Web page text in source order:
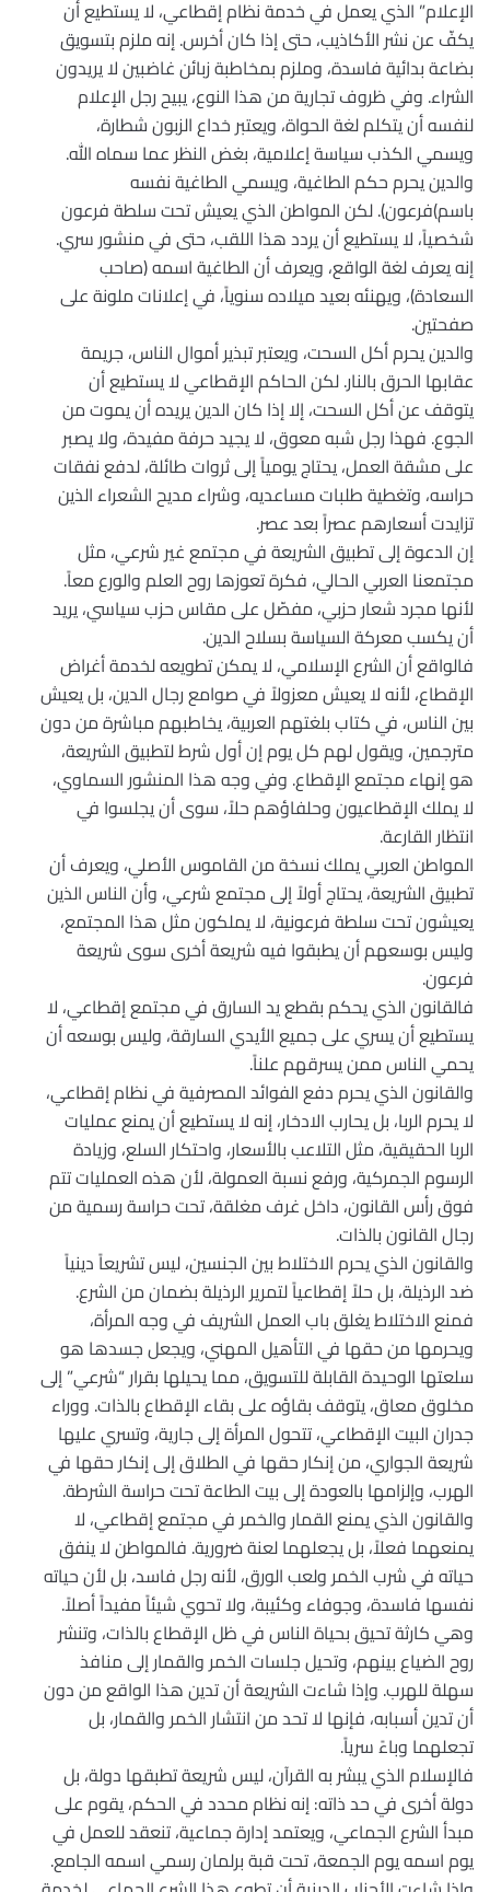
الإعلام” الذي يعمل في خدمة نظام إقطاعي، لا يستطيع أن
يكفّ عن نشر الأكاذيب، حتى إذا كان أخرس. إنه ملزم بتسويق
بضاعة بدائية فاسدة، وملزم بمخاطبة زبائن غاضبين لا يريدون
الشراء. وفي ظروف تجارية من هذا النوع، يبيح رجل الإعلام
لنفسه أن يتكلم لغة الحواة، ويعتبر خداع الزبون شطارة،
ويسمي الكذب سياسة إعلامية، بغض النظر عما سماه الله.
والدين يحرم حكم الطاغية، ويسمي الطاغية نفسه
باسم)فرعون). لكن المواطن الذي يعيش تحت سلطة فرعون
شخصياً، لا يستطيع أن يردد هذا اللقب، حتى في منشور سري.
إنه يعرف لغة الواقع، ويعرف أن الطاغية اسمه (صاحب
السعادة)، ويهنئه بعيد ميلاده سنوياً، في إعلانات ملونة على
صفحتين.
والدين يحرم أكل السحت، ويعتبر تبذير أموال الناس، جريمة
عقابها الحرق بالنار. لكن الحاكم الإقطاعي لا يستطيع أن
يتوقف عن أكل السحت، إلا إذا كان الدين يريده أن يموت من
الجوع. فهذا رجل شبه معوق، لا يجيد حرفة مفيدة، ولا يصبر
على مشقة العمل، يحتاج يومياً إلى ثروات طائلة، لدفع نفقات
حراسه، وتغطية طلبات مساعديه، وشراء مديح الشعراء الذين
تزايدت أسعارهم عصراً بعد عصر.
إن الدعوة إلى تطبيق الشريعة في مجتمع غير شرعي، مثل
مجتمعنا العربي الحالي، فكرة تعوزها روح العلم والورع معاً.
لأنها مجرد شعار حزبي، مفصّل على مقاس حزب سياسي، يريد
أن يكسب معركة السياسة بسلاح الدين.
فالواقع أن الشرع الإسلامي، لا يمكن تطويعه لخدمة أغراض
الإقطاع، لأنه لا يعيش معزولاً في صوامع رجال الدين، بل يعيش
بين الناس، في كتاب بلغتهم العربية، يخاطبهم مباشرة من دون
مترجمين، ويقول لهم كل يوم إن أول شرط لتطبيق الشريعة،
هو إنهاء مجتمع الإقطاع. وفي وجه هذا المنشور السماوي،
لا يملك الإقطاعيون وحلفاؤهم حلاً، سوى أن يجلسوا في
انتظار القارعة.
المواطن العربي يملك نسخة من القاموس الأصلي، ويعرف أن
تطبيق الشريعة، يحتاج أولاً إلى مجتمع شرعي، وأن الناس الذين
يعيشون تحت سلطة فرعونية، لا يملكون مثل هذا المجتمع،
وليس بوسعهم أن يطبقوا فيه شريعة أخرى سوى شريعة
فرعون.
فالقانون الذي يحكم بقطع يد السارق في مجتمع إقطاعي، لا
يستطيع أن يسري على جميع الأيدي السارقة، وليس بوسعه أن
يحمي الناس ممن يسرقهم علناً.
والقانون الذي يحرم دفع الفوائد المصرفية في نظام إقطاعي،
لا يحرم الربا، بل يحارب الادخار، إنه لا يستطيع أن يمنع عمليات
الربا الحقيقية، مثل التلاعب بالأسعار، واحتكار السلع، وزيادة
الرسوم الجمركية، ورفع نسبة العمولة، لأن هذه العمليات تتم
فوق رأس القانون، داخل غرف مغلقة، تحت حراسة رسمية من
رجال القانون بالذات.
والقانون الذي يحرم الاختلاط بين الجنسين، ليس تشريعاً دينياً
ضد الرذيلة، بل حلاً إقطاعياً لتمرير الرذيلة بضمان من الشرع.
فمنع الاختلاط يغلق باب العمل الشريف في وجه المرأة،
ويحرمها من حقها في التأهيل المهني، ويجعل جسدها هو
سلعتها الوحيدة القابلة للتسويق، مما يحيلها بقرار “شرعي” إلى
مخلوق معاق، يتوقف بقاؤه على بقاء الإقطاع بالذات. ووراء
جدران البيت الإقطاعي، تتحول المرأة إلى جارية، وتسري عليها
شريعة الجواري، من إنكار حقها في الطلاق إلى إنكار حقها في
الهرب، وإلزامها بالعودة إلى بيت الطاعة تحت حراسة الشرطة.
والقانون الذي يمنع القمار والخمر في مجتمع إقطاعي، لا
يمنعهما فعلاً، بل يجعلهما لعنة ضرورية. فالمواطن لا ينفق
حياته في شرب الخمر ولعب الورق، لأنه رجل فاسد، بل لأن حياته
نفسها فاسدة، وجوفاء وكئيبة، ولا تحوي شيئاً مفيداً أصلاً.
وهي كارثة تحيق بحياة الناس في ظل الإقطاع بالذات، وتنشر
روح الضياع بينهم، وتحيل جلسات الخمر والقمار إلى منافذ
سهلة للهرب. وإذا شاءت الشريعة أن تدين هذا الواقع من دون
أن تدين أسبابه، فإنها لا تحد من انتشار الخمر والقمار، بل
تجعلهما وباءً سرياً.
فالإسلام الذي يبشر به القرآن، ليس شريعة تطبقها دولة، بل
دولة أخرى في حد ذاته: إنه نظام محدد في الحكم، يقوم على
مبدأ الشرع الجماعي، ويعتمد إدارة جماعية، تنعقد للعمل في
يوم اسمه يوم الجمعة، تحت قبة برلمان رسمي اسمه الجامع.